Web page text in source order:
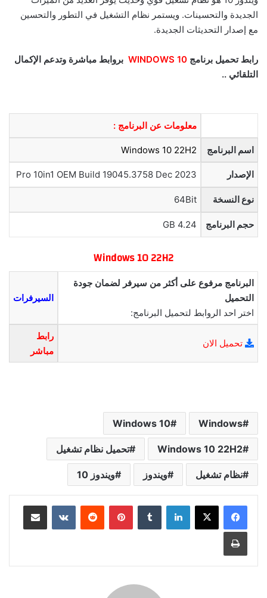
الجديدة والتحسينات. ويستمر نظام التشغيل في التطور والتحسين
مع إصدار التحديثات الجديدة.
رابط تحميل برنامج WINDOWS 10 بروابط مباشرة وتدعم الإكمال
التلقائي ..
معلومات عن البرنامج :
اسم البرنامج Windows 10 22H2
الإصدار Pro 10in1 OEM Build 19045.3758 Dec 2023
نوع النسخة 64Bit
حجم البرنامج 4.24 GB
Windows 10 22H2
البرنامج مرفوع على أكثر من سيرفر لضمان جودة
التحميل
اختر احد الروابط لتحميل البرنامج:
السيرفرات
تحميل الان
رابط
مباشر
Windows
Windows 10
Windows 10 22H2 تحميل نظام تشغيل
نظام تشغيل ويندوز ويندوز 10
لينكدإن بينتيريست مشاركة عبر البريد
طباعة